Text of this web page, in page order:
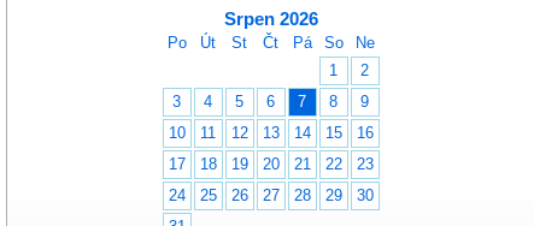
Srpen 2026
Po Út St Čt Pá So
Ne
1
2
3
4 5 6 7 8
9
10
11 12 13 14 15
16
17
18 19 20 21 22
23
24
25 26 27 28 29
30